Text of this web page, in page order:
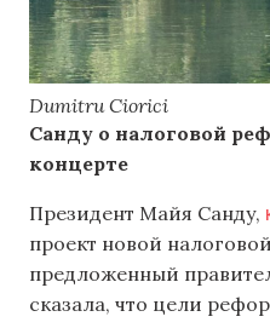
Dumitru Ciorici
Санду о налоговой
концерте
Президент Майя Санду,
проект новой
предложенный
сказала, что цели